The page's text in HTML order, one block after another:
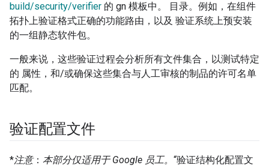
build/security/verifier 的 gn 模板中。 目录。例如，在组件
拓扑上验证格式正确的功能路由，以及 验证系统上预安装
的一组静态软件包。
一般来说，这些验证过程会分析所有文件集合，以测试特定
的 属性，和/或确保这些集合与人工审核的制品的许可名单
匹配。
验证配置文件
*注意： 本部分仅适用于 Google 员工。 “验证结构化配置文